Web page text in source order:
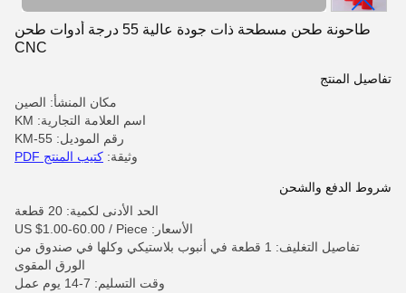
طاحونة طحن مسطحة ذات جودة عالية 55 درجة أدوات طحن
CNC
تفاصيل المنتج
مكان المنشأ: الصين
اسم العلامة التجارية: KM
رقم الموديل: KM-55
وثيقة: كتيب المنتج PDF
شروط الدفع والشحن
الحد الأدنى لكمية: 20 قطعة
الأسعار: US $1.00-60.00 / Piece
تفاصيل التغليف: 1 قطعة في أنبوب بلاستيكي وكلها في صندوق من
الورق المقوى
وقت التسليم: 7-14 يوم عمل